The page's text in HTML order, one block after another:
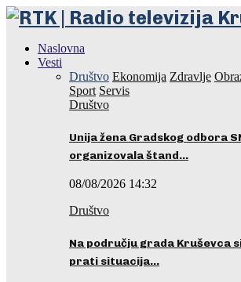
Naslovna
Vesti
Društvo Ekonomija Zdravlje
Sport Servis
Društvo
Unija žena Gradskog odbora
organizovala štand…
08/08/2026 14:32
Društvo
Na području grada Kruševca
prati situacija…